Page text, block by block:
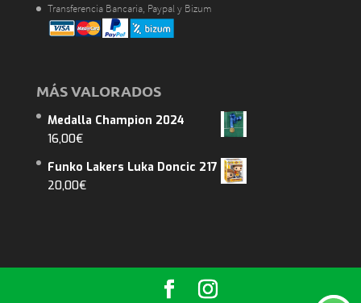
Transferencia Bancaria, Paypal y Bizum
MÁS VALORADOS
Medalla Champion 2024
16,00€
Funko Lakers Luka Doncic 217
20,00€